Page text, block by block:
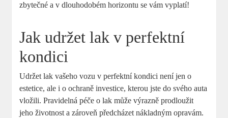
zbytečné a v dlouhodobém horizontu se vám vyplatí!
Jak udržet lak v perfektní
kondici
Udržet lak vašeho vozu v perfektní kondici není jen o
estetice, ale i o ochraně investice, kterou jste do svého auta
vložili. Pravidelná péče o lak může výrazně prodloužit
jeho životnost a zároveň předcházet nákladným opravám.